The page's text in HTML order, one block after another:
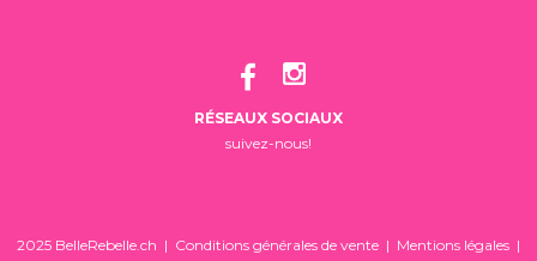
RÉSEAUX SOCIAUX
suivez-nous!
2025 BelleRebelle.ch | Conditions générales de vente | Mentions légales |